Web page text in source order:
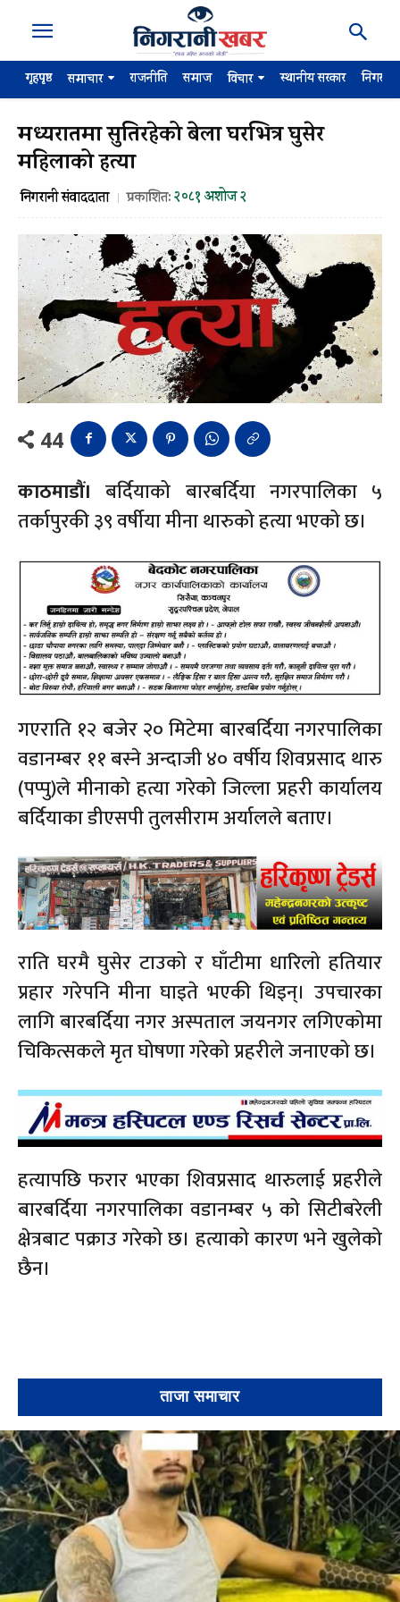
गृहपृष्ठ समाचार राजनीति समाज विचार स्थानीय सरकार
मध्यरातमा सुतिरहेको बेला घरभित्र घुसेर
महिलाको हत्या
निगरानी संवाददाता प्रकाशित:२०८१ अशोज २
44
काठमाडौं। बर्दियाको बारबर्दिया नगरपालिका ५
तर्कापुरकी ३९ वर्षीया मीना थारुको हत्या भएको छ।
गएराति १२ बजेर २० मिटेमा बारबर्दिया नगरपालिका
वडानम्बर ११ बस्ने अन्दाजी ४० वर्षीय शिवप्रसाद थारु
(पप्पु)ले मीनाको हत्या गरेको जिल्ला प्रहरी कार्यालय
बर्दियाका डीएसपी तुलसीराम अर्यालले बताए।
राति घरमै घुसेर टाउको र घाँटीमा धारिलो हतियार
प्रहार गरेपनि मीना घाइते भएकी थिइन्। उपचारका
लागि बारबर्दिया नगर अस्पताल जयनगर लगिएकोमा
चिकित्सकले मृत घोषणा गरेको प्रहरीले जनाएको छ।
हत्यापछि फरार भएका शिवप्रसाद थारुलाई प्रहरीले
बारबर्दिया नगरपालिका वडानम्बर ५ को सिटीबरेली
क्षेत्रबाट पक्राउ गरेको छ। हत्याको कारण भने खुलेको
छैन।
ताजा समाचार